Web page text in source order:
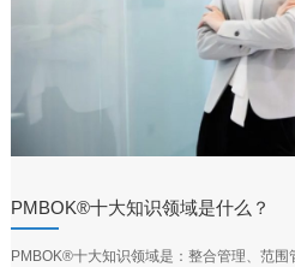
PMBOK®十大知识领域是什么？
PMBOK®十大知识领域是：整合管理、范